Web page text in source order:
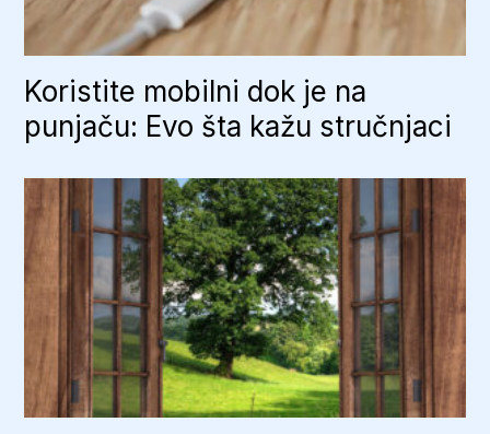
Koristite mobilni dok je na
punjaču: Evo šta kažu stručnjaci